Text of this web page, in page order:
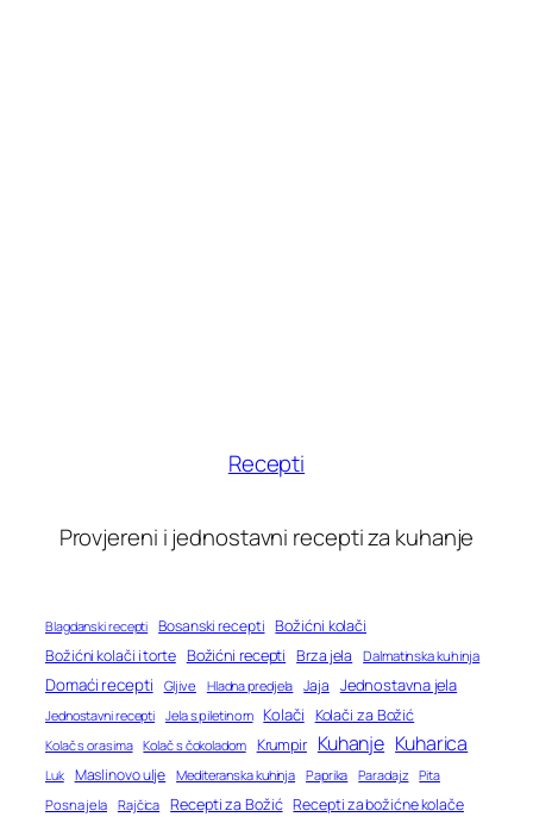
Recepti
Provjereni i jednostavni recepti za kuhanje
Blagdanski recepti Bosanski recepti Božićni kolači
Božićni kolači i torte Božićni recepti Brza jela Dalmatinska kuhinja
Domaći recepti Gljive Hladna predjela Jaja Jednostavna jela
Jednostavni recepti Jela s piletinom Kolači Kolači za Božić
Kolač s orasima Kolač s čokoladom Krumpir Kuhanje Kuharica
Luk Maslinovo ulje Mediteranska kuhinja Paprika Paradajz Pita
Posna jela Rajčica Recepti za Božić Recepti za božićne kolače